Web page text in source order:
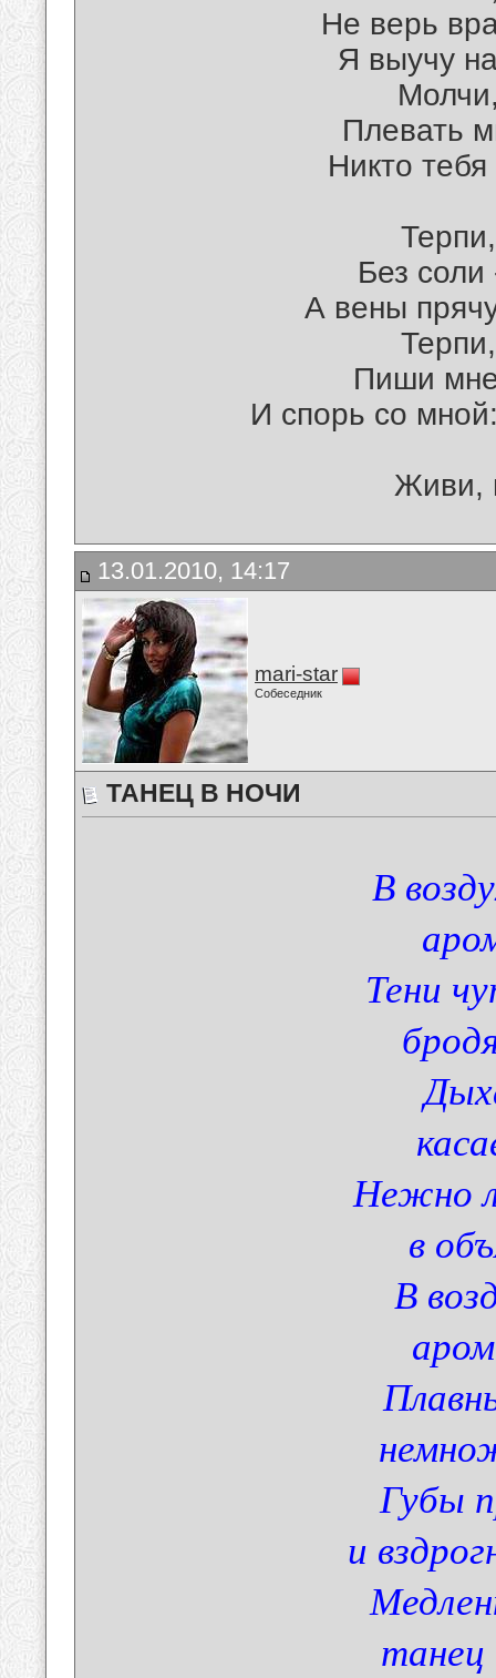
Не верь
Я выучу
Плевать
Никто тебя
Без соли
А вены
Пиши мне
И спорь со
Живи,
13.01.2010, 14:17
mari-star
Собеседник
ТАНЕЦ В НОЧИ
В
Тени
Нежно
в
В
Губы
и
танец